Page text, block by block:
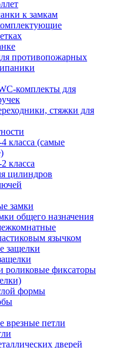
к замкам
противопожарных
комплекты для
стяжки для
класса (самые
класса
цилиндров
замки
общего назначения
язычком
защелки
роликовые фиксаторы
формы
врезные петли
дверей